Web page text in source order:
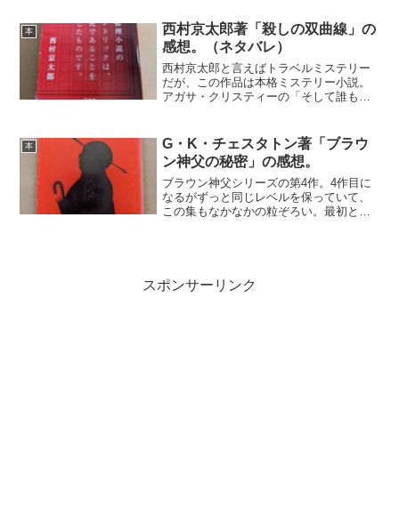
剣と取り違えたように見せかけ、オーナ
ーを斬殺してしまう。古畑...
本
西村京太郎著「殺しの双曲線」の
感想。（ネタバレ）
西村京太郎と言えばトラベルミステリー
だが、この作品は本格ミステリー小説。
アガサ・クリスティーの「そして誰もい
とを利用していることを予め明らかにし
て、読者への挑戦スタイル...
本
G・K・チェスタトン著「ブラウ
ン神父の秘密」の感想。
ブラウン神父シリーズの第4作。4作目に
なるがずっと同じレベルを保っていて、
この集もなかなかの粒ぞろい。最初と最
スポンサーリンク